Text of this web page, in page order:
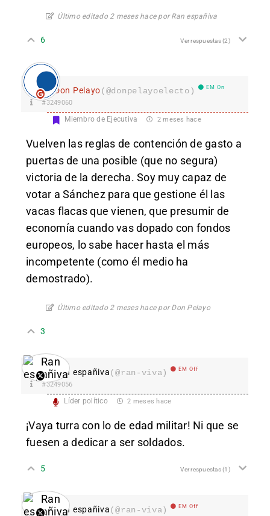
Último editado 2 meses hace por Ran españiva
6 Ver respuestas(2)
Don Pelayo(@donpelayoelecto) EM On
#3249060
Miembro de Ejecutiva 2 meses hace
Vuelven las reglas de contención de gasto a
puertas de una posible (que no segura)
victoria de la derecha. Soy muy capaz de
votar a Sánchez para que gestione él las
vacas flacas que vienen, que presumir de
economía cuando vas dopado con fondos
europeos, lo sabe hacer hasta el más
incompetente (como él medio ha
demostrado).
Último editado 2 meses hace por Don Pelayo
3
Ran españiva(@ran-viva) EM Off
#3249056
Líder político 2 meses hace
¡Vaya turra con lo de edad militar! Ni que se
fuesen a dedicar a ser soldados.
5 Ver respuestas(1)
Ran españiva(@ran-viva) EM Off